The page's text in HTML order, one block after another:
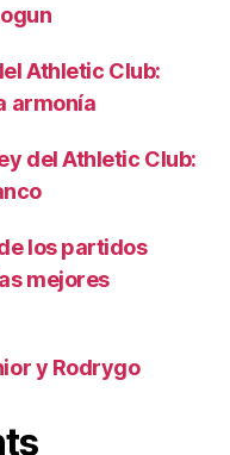
Athletic Club:
armonía
del Athletic Club:
los partidos
mejores
y Rodrygo